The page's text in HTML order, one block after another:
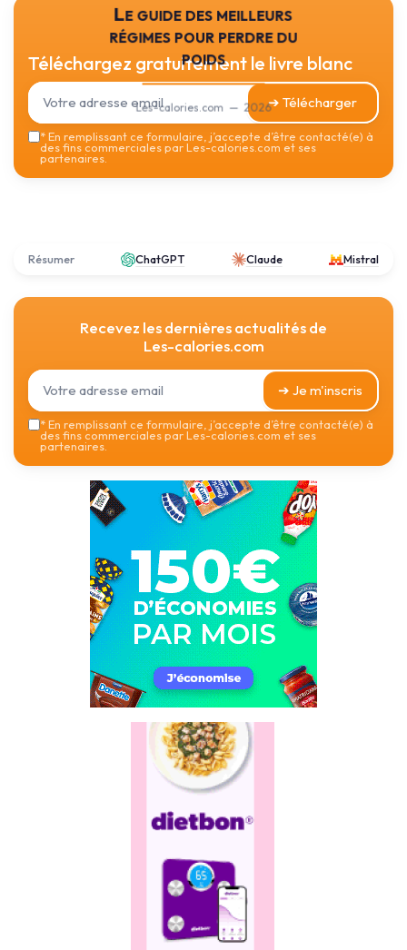
Le guide des meilleurs
régimes pour perdre du
poids
Les-calories.com — 2026
Téléchargez gratuitement le livre blanc
➔ Télécharger
*En remplissant ce formulaire, j’accepte d’être contacté(e) à
des fins commerciales par Les-calories.com et ses
partenaires.
Résumer ChatGPT Claude Mistral
Recevez les dernières actualités de
Les-calories.com
➔ Je m'inscris
*En remplissant ce formulaire, j’accepte d’être contacté(e) à
des fins commerciales par Les-calories.com et ses
partenaires.